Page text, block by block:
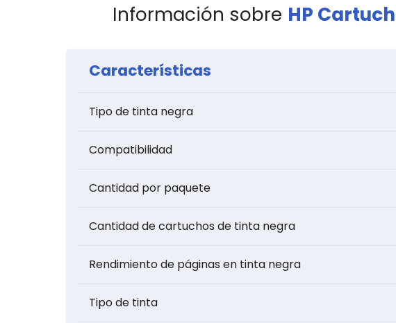
Información sobre HP
Características
Tipo de tinta negra
Compatibilidad
Cantidad por paquete
Cantidad de cartuchos de tinta negra
Rendimiento de páginas en tinta negra
Tipo de tinta